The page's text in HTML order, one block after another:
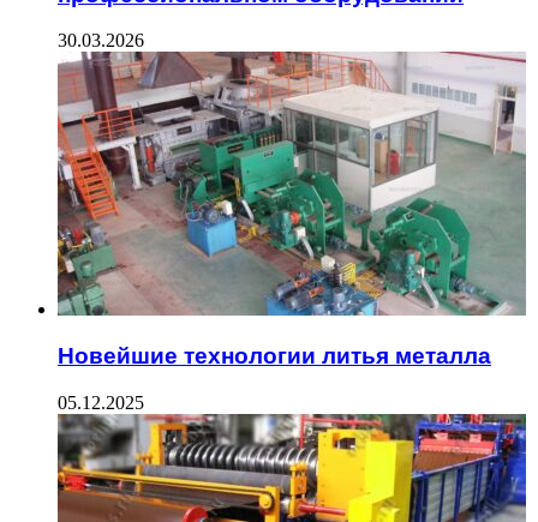
30.03.2026
Новейшие технологии литья металла
05.12.2025